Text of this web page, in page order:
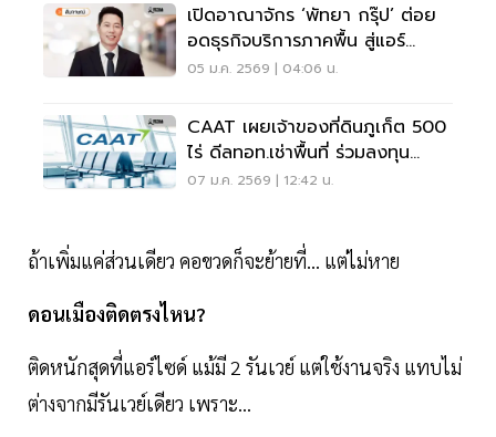
เปิดอาณาจักร ‘พัทยา กรุ๊ป’ ต่อย
อดธุรกิจบริการภาคพื้น สู่แอร์
คาร์โก้ 'พัทยา แอร์เวย์'
05 ม.ค. 2569 | 04:06 น.
CAAT เผยเจ้าของที่ดินภูเก็ต 500
ไร่ ดีลทอท.เช่าพื้นที่ ร่วมลงทุน
ขยายสนามบินภูเก็ต
07 ม.ค. 2569 | 12:42 น.
ถ้าเพิ่มแค่ส่วนเดียว คอขวดก็จะย้ายที่… แต่ไม่หาย
ดอนเมืองติดตรงไหน?
ติดหนักสุดที่แอร์ไซด์ แม้มี 2 รันเวย์ แต่ใช้งานจริง แทบไม่
ต่างจากมีรันเวย์เดียว เพราะ...